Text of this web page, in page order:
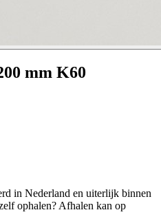
mm K60
in Nederland en uiterlijk binnen
ophalen? Afhalen kan op